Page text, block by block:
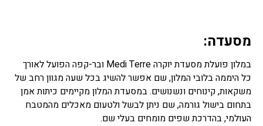
מסעדה:
במלון פועלת מסעדת יוקרה Medi Terre ובר-קפה הפועל לאורך
כל היממה בלובי המלון, שם אפשר להשיג בכל שעה מגוון רחב של
משקאות, קינוחים ונשנושים. במסעדת המלון מקיימים כיתות אמן
בתחום בישול גורמה, שם ניתן לבשל ולטעום מאכלים מהמטבח
העולמי, בהדרכת שפים מומחים בעלי שם.